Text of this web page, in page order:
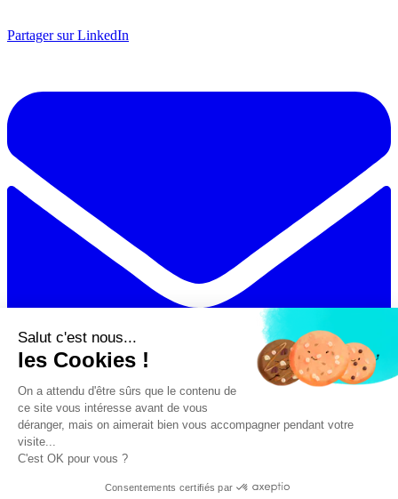
Partager sur LinkedIn
Partager par email
Voir les commentaires
0
Salut c'est nous...
les Cookies !
On a attendu d'être sûrs que le contenu de
ce site vous intéresse avant de vous
déranger, mais on aimerait bien vous accompagner pendant votre
visite...
C'est OK pour vous ?
Consentements certifiés par